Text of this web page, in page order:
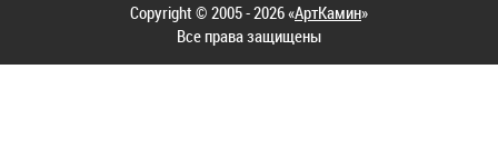
Copyright © 2005 - 2026 «АртКамин»
Все права защищены